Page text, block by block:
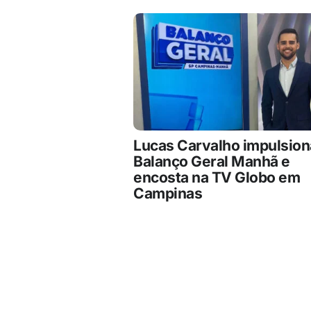
Lucas Carvalho
Balanço Geral Manhã e
encosta na TV Globo em
Campinas